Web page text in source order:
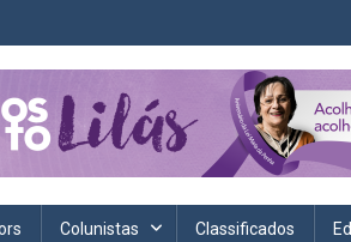
economia, esportes e cotidiano.
Colunistas Classificados